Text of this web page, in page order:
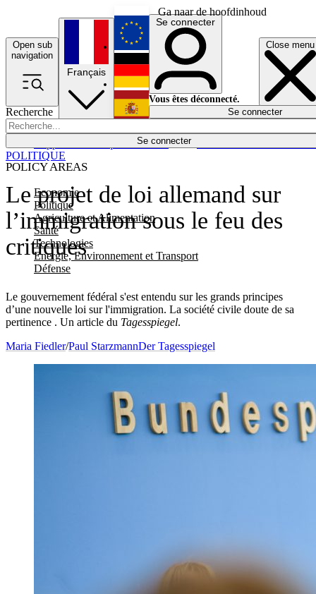
Ga naar de hoofdinhoud
Open sub
navigation
Close menu
Recherche
Se connecter
POLICY AREAS
Economie
Politique
Agriculture et Alimentation
Santé
Technologies
Energie, Environnement et Transport
Défense
Économie
Français
English
Deutsch
Español
Se connecter
Vous êtes déconnecté.
Se connecter
Le projet de loi allemand sur
l’immigration sous le feu des
critiques
Le gouvernement fédéral s'est entendu sur les grands principes
d’une nouvelle loi sur l'immigration. La société civile doute de sa
pertinence . Un article du Tagesspiegel.
POLITIQUE
Maria Fiedler/Paul StarzmannDer Tagesspiegel